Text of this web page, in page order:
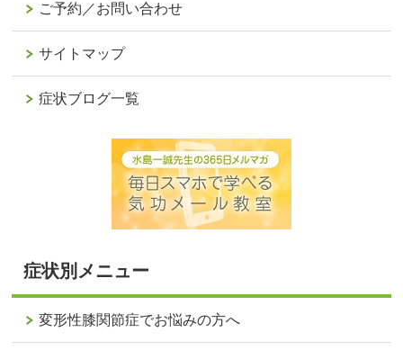
ご予約／お問い合わせ
サイトマップ
症状ブログ一覧
症状別メニュー
変形性膝関節症でお悩みの方へ